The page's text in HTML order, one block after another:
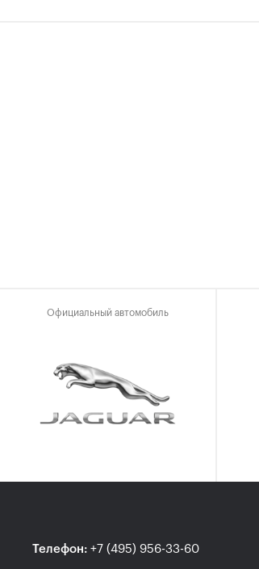
Официальный автомобиль
Телефон: +7 (495) 956-33-60